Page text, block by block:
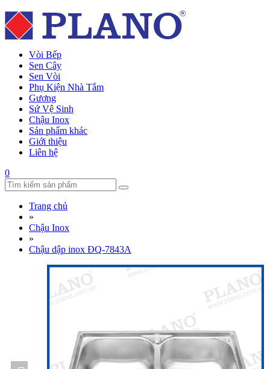
Vòi Bếp
Sen Cây
Sen Vòi
Phụ Kiện Nhà Tắm
Gương
Sứ Vệ Sinh
Chậu Inox
Sản phẩm khác
Giới thiệu
Liên hệ
0
Trang chủ
»
Chậu Inox
»
Chậu dập inox ĐQ-7843A